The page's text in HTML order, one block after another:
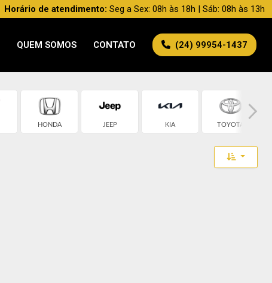
Horário de atendimento: Seg a Sex: 08h às 18h | Sáb: 08h às 13h
QUEM SOMOS CONTATO (24) 99954-1437
HONDA JEEP KIA TOYOTA
Toggle